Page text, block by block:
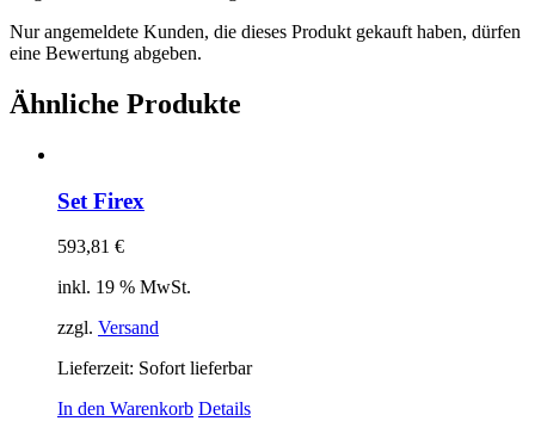
Nur angemeldete Kunden, die dieses Produkt gekauft haben, dürfen
eine Bewertung abgeben.
Ähnliche Produkte
Set Firex
593,81 €
inkl. 19 % MwSt.
zzgl. Versand
Lieferzeit: Sofort lieferbar
In den Warenkorb Details